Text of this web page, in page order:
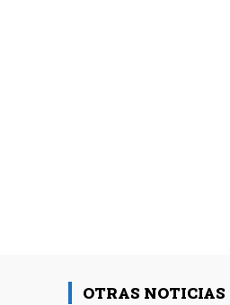
OTRAS NOTICIAS